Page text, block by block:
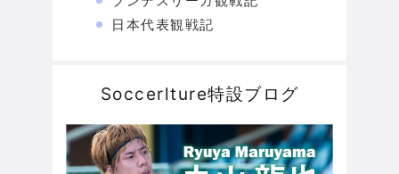
日本代表観戦記
Soccerlture特設ブログ